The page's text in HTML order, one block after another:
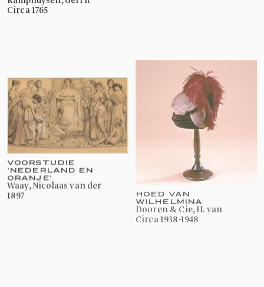
circa 1765
VOORSTUDIE
'NEDERLAND EN
ORANJE'
Waay, Nicolaas van der
1897
WILHELMINA
Dooren & Cie, H. van
circa 1938-1948